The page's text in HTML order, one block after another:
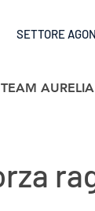
SETTORE
TEAM AURELIA